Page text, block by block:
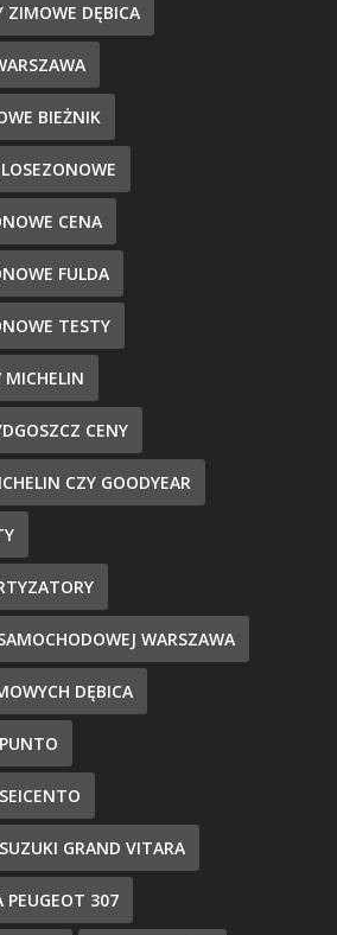
ZIMOWE DĘBICA
BIEŻNIK
CENA
FULDA
TESTY
CENY
CZY GOODYEAR
WARSZAWA
DĘBICA
GRAND VITARA
PEUGEOT 307